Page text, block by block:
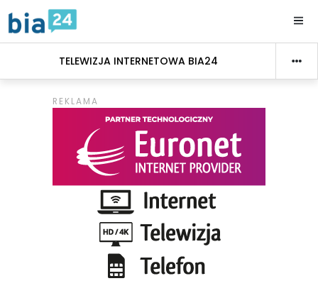
TELEWIZJA INTERNETOWA BIA24